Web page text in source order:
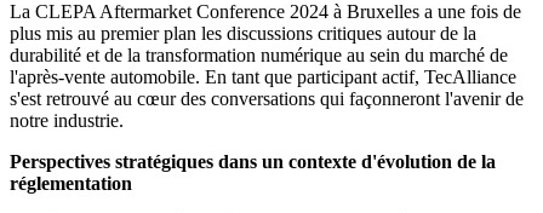
La CLEPA Aftermarket Conference 2024 à Bruxelles a une fois de
plus mis au premier plan les discussions critiques autour de la
durabilité et de la transformation numérique au sein du marché de
l'après-vente automobile. En tant que participant actif, TecAlliance
s'est retrouvé au cœur des conversations qui façonneront l'avenir de
notre industrie.
Perspectives stratégiques dans un contexte d'évolution de la
réglementation